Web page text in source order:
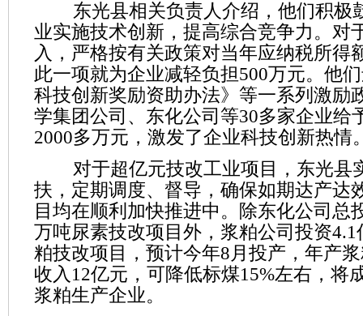
东光县相关负责人介绍，他们积极
业实施技术创新，提高综合竞争力。对
入，严格按有关政策对当年应纳税所得
此一项就为企业减轻负担500万元。他
科技创新奖励资助办法》等一系列激励
学集团公司、东化公司等30多家企业给
2000多万元，激发了企业科技创新热情
对于超亿元技改工业项目，东光县
扶，定期调度、督导，确保如期达产达
目均在顺利加快推进中。除东化公司总
万吨尿素技改项目外，浆粕公司投资4.1
粕技改项目，预计今年8月投产，年产
收入12亿元，可降低标煤15%左右，将
浆粕生产企业。